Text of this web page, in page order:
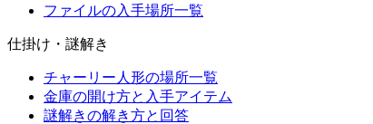
ファイルの入手場所一覧
仕掛け・謎解き
チャーリー人形の場所一覧
金庫の開け方と入手アイテム
謎解きの解き方と回答